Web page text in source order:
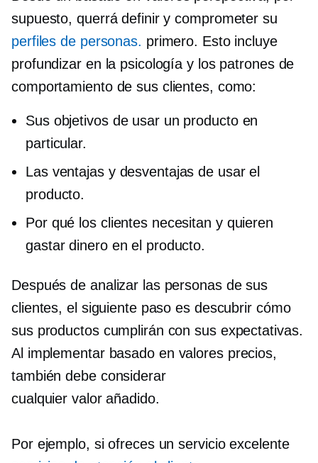
supuesto, querrá definir y comprometer su
perfiles de personas. primero. Esto incluye
profundizar en la psicología y los patrones de
comportamiento de sus clientes, como:
Sus objetivos de usar un producto en
particular.
Las ventajas y desventajas de usar el
producto.
Por qué los clientes necesitan y quieren
gastar dinero en el producto.
Después de analizar las personas de sus
clientes, el siguiente paso es descubrir cómo
sus productos cumplirán con sus expectativas.
Al implementar basado en valoresprecios,
también debe considerar
cualquiervalor añadido.
Por ejemplo, si ofreces un servicio excelente